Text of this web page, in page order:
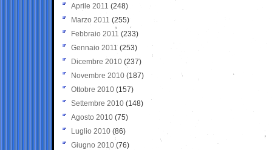
Aprile 2011 (248)
Marzo 2011 (255)
Febbraio 2011 (233)
Gennaio 2011 (253)
Dicembre 2010 (237)
Novembre 2010 (187)
Ottobre 2010 (157)
Settembre 2010 (148)
Agosto 2010 (75)
Luglio 2010 (86)
Giugno 2010 (76)